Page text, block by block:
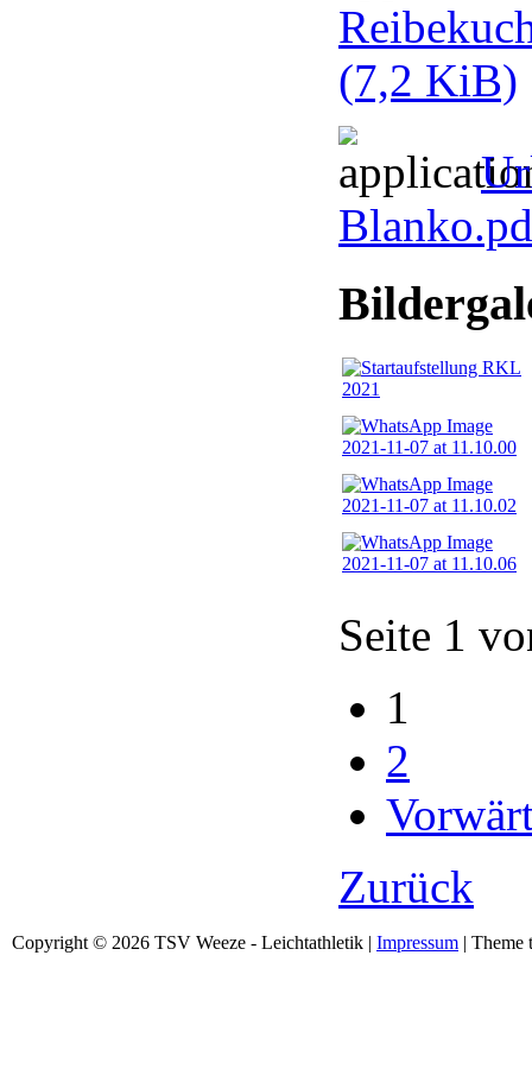
(7,2 KiB)
Seite 1
1
2
Zurück
Copyright © 2026 TSV Weeze - Leichtathletik | Impressum | Theme